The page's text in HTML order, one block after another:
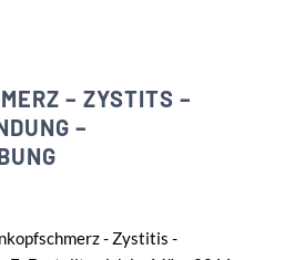
– ZYSTITS –
–
- Zystitis -